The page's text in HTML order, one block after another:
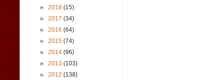
► 2018 (15)
► 2017 (34)
► 2016 (64)
► 2015 (74)
► 2014 (96)
► 2013 (103)
► 2012 (138)